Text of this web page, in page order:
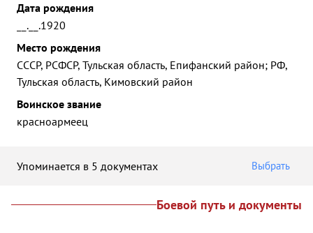
Дата рождения
__.__.1920
Место рождения
СССР, РСФСР, Тульская область, Епифанский район; РФ,
Тульская область, Кимовский район
Воинское звание
красноармеец
Упоминается в 5 документах Выбрать
Боевой путь и документы